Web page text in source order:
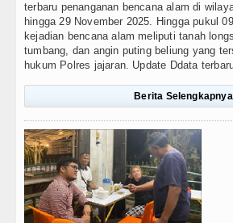
terbaru penanganan bencana alam di
hingga 29 November 2025. Hingga pukul
kejadian bencana alam meliputi tanah
tumbang, dan angin puting beliung yang
hukum Polres jajaran. Update Ddata
Berita Selengkapnya